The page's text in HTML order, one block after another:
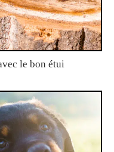
le bon étui